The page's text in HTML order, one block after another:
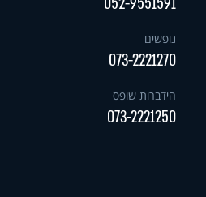
נופשים
073-2221270
הידברות שופס
073-2221250